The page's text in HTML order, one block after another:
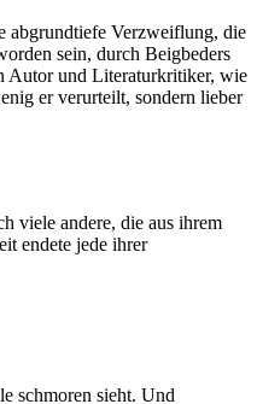
abgrundtiefe Verzweiflung, die
sein, durch Beigbeders
Autor und Literaturkritiker, wie
er verurteilt, sondern lieber
viele andere, die aus ihrem
endete jede ihrer
schmoren sieht. Und